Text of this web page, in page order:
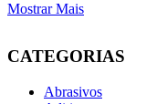
Mostrar Mais
CATEGORIAS
Abrasivos